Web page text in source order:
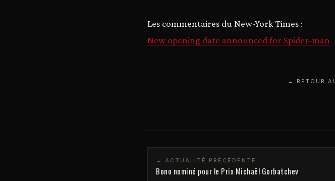
Les commentaires du New-York Times :
New opening date announced for Spider-man
← RETOUR
← ACTUALITÉ PRÉCÉDENTE
Bono nominé pour le Prix Michaël Gorbatchev